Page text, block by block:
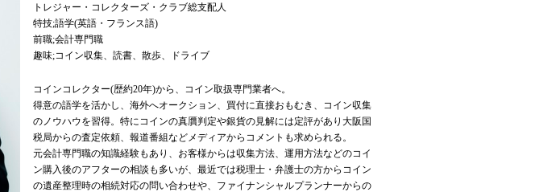
トレジャー・コレクターズ・クラブ総支配人
特技;語学(英語・フランス語)
前職;会計専門職
趣味;コイン収集、読書、散歩、ドライブ
コインコレクター(歴約20年)から、コイン取扱専門業者へ。
得意の語学を活かし、海外へオークション、買付に直接おもむき、コイン収集
のノウハウを習得。特にコインの真贋判定や銀貨の見解には定評があり大阪国
税局からの査定依頼、報道番組などメディアからコメントも求められる。
元会計専門職の知識経験もあり、お客様からは収集方法、運用方法などのコイ
ン購入後のアフターの相談も多いが、最近では税理士・弁護士の方からコイン
の遺産整理時の相続対応の問い合わせや、ファイナンシャルプランナーからの